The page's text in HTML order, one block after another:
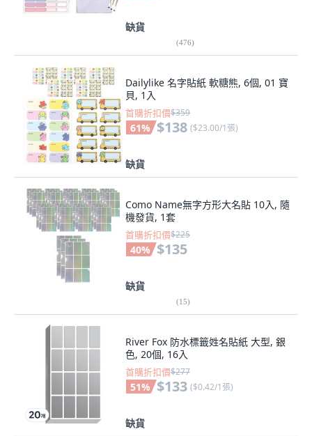
缺貨
(476)
Dailylike 名字貼紙 軟糖熊, 6個, 01 寶
貝, 1入
首購折扣價$359
61% $138 ($23.00/1張)
缺貨
Como Name無字方形大名貼 10入, 隨
機發貨, 1套
首購折扣價$225
40% $135
缺貨
(15)
River Fox 防水標籤姓名貼紙 大型, 銀
色, 20個, 16入
首購折扣價$277
51% $133 ($0.42/1張)
缺貨